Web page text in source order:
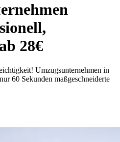
28€
Umzugsunternehmen in
60 Sekunden maßgeschneiderte